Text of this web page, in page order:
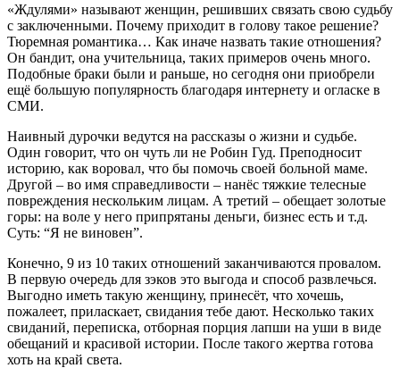
«Ждулями» называют женщин, решивших связать свою судьбу
с заключенными. Почему приходит в голову такое решение?
Тюремная романтика… Как иначе назвать такие отношения?
Он бандит, она учительница, таких примеров очень много.
Подобные браки были и раньше, но сегодня они приобрели
ещё большую популярность благодаря интернету и огласке в
СМИ.
Наивный дурочки ведутся на рассказы о жизни и судьбе.
Один говорит, что он чуть ли не Робин Гуд. Преподносит
историю, как воровал, что бы помочь своей больной маме.
Другой – во имя справедливости – нанёс тяжкие телесные
повреждения нескольким лицам. А третий – обещает золотые
горы: на воле у него припрятаны деньги, бизнес есть и т.д.
Суть: “Я не виновен”.
Конечно, 9 из 10 таких отношений заканчиваются провалом.
В первую очередь для зэков это выгода и способ развлечься.
Выгодно иметь такую женщину, принесёт, что хочешь,
пожалеет, приласкает, свидания тебе дают. Несколько таких
свиданий, переписка, отборная порция лапши на уши в виде
обещаний и красивой истории. После такого жертва готова
хоть на край света.